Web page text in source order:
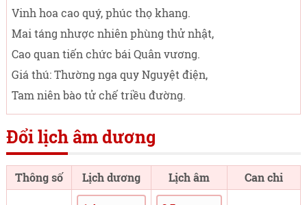
Vinh hoa cao quý, phúc thọ khang.
Mai táng nhược nhiên phùng thử nhật,
Cao quan tiến chức bái Quân vương.
Giá thú: Thường nga quy Nguyệt điện,
Tam niên bào tử chế triều đường.
Đổi lịch âm dương
Thông số Lịch dương Lịch âm Can chi